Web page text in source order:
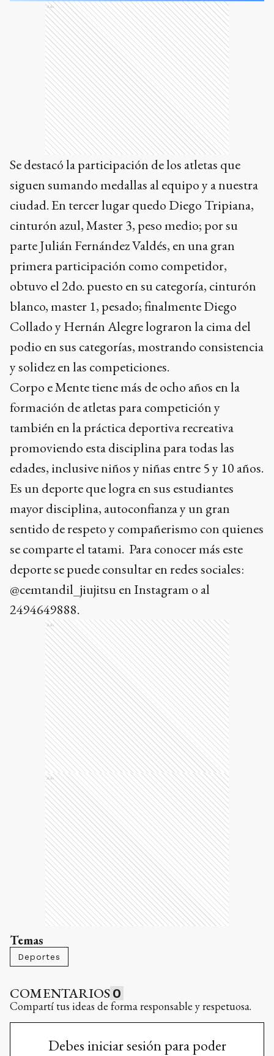
Ads
Se destacó la participación de los atletas que
siguen sumando medallas al equipo y a nuestra
ciudad. En tercer lugar quedo Diego Tripiana,
cinturón azul, Master 3, peso medio; por su
parte Julián Fernández Valdés, en una gran
primera participación como competidor,
obtuvo el 2do. puesto en su categoría, cinturón
blanco, master 1, pesado; finalmente Diego
Collado y Hernán Alegre lograron la cima del
podio en sus categorías, mostrando consistencia
y solidez en las competiciones.
Corpo e Mente tiene más de ocho años en la
formación de atletas para competición y
también en la práctica deportiva recreativa
promoviendo esta disciplina para todas las
edades, inclusive niños y niñas entre 5 y 10 años.
Es un deporte que logra en sus estudiantes
mayor disciplina, autoconfianza y un gran
sentido de respeto y compañerismo con quienes
se comparte el tatami. Para conocer más este
deporte se puede consultar en redes sociales:
@cemtandil_jiujitsu en Instagram o al
2494649888.
Ads
Ads
Temas
Deportes
COMENTARIOS 0
Compartí tus ideas de forma responsable y respetuosa.
Debes iniciar sesión para poder